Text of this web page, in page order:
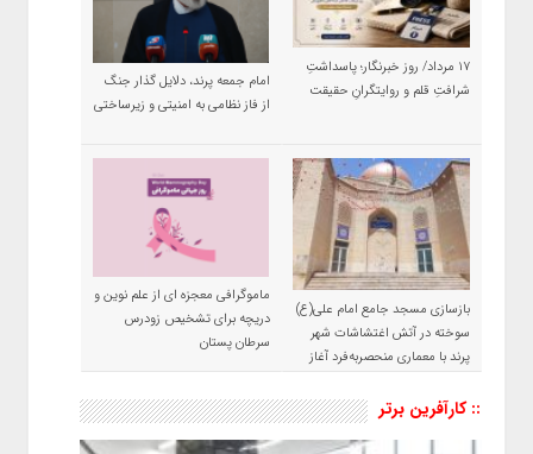
۱۷ مرداد/ روز خبرنگار؛ پاسداشتِ
شرافتِ قلم و روایتگرانِ حقیقت
امام جمعه پرند، دلایل گذار جنگ
از فاز نظامی به امنیتی و زیرساختی
بازسازی مسجد جامع امام علی(ع)
سوخته در آتش اغتشاشات شهر
پرند با معماری منحصربه‌فرد آغاز
ماموگرافی معجزه ای از علم نوین و
دریچه برای تشخیص زودرس
سرطان پستان
:: کارآفرین برتر